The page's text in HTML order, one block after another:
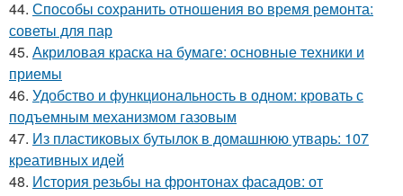
44. Способы сохранить отношения во время ремонта:
советы для пар
45. Акриловая краска на бумаге: основные техники и
приемы
46. Удобство и функциональность в одном: кровать с
подъемным механизмом газовым
47. Из пластиковых бутылок в домашнюю утварь: 107
креативных идей
48. История резьбы на фронтонах фасадов: от